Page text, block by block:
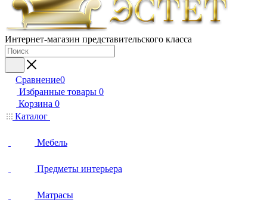
Интернет-магазин представительского класса
Сравнение0
Избранные товары 0
Корзина 0
Каталог
Мебель
Предметы интерьера
Матрасы